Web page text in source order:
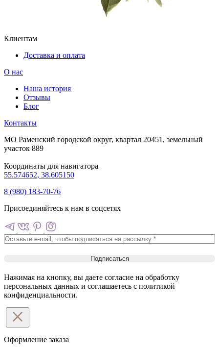
Клиентам
Доставка и оплата
О нас
Наша история
Отзывы
Блог
Контакты
МО Раменский городской округ, квартал 20451, земельный
участок 889
Координаты для навигатора
55.574652, 38.605150
8 (980) 183-70-76
Присоединяйтесь к нам в соцсетях
Нажимая на кнопку, вы даете согласие на обработку
персональных данных и соглашаетесь c политикой
конфиденциальности.
Оформление заказа